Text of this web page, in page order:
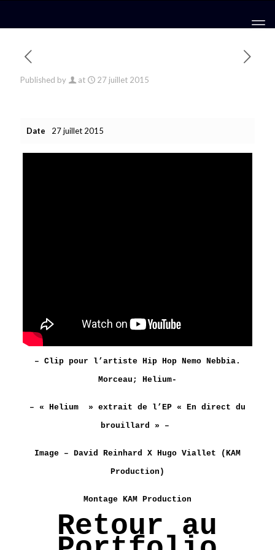
Published by at 27 juillet 2015
Date 27 juillet 2015
– Clip pour l’artiste Hip Hop Nemo Nebbia.
Morceau; Helium-
– « Helium » extrait de l’EP « En direct du
brouillard » –
Image – David Reinhard X Hugo Viallet (KAM
Production)
Montage KAM Production
Retour au